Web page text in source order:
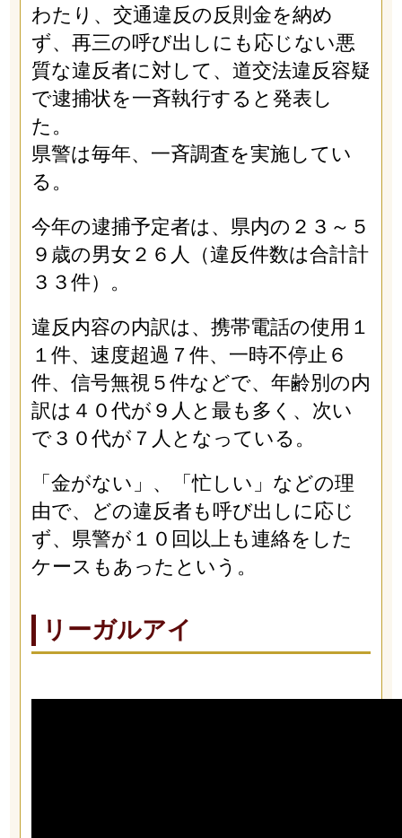
わたり、交通違反の反則金を納め
ず、再三の呼び出しにも応じない悪
質な違反者に対して、道交法違反容疑
で逮捕状を一斉執行すると発表し
た。
県警は毎年、一斉調査を実施してい
る。
今年の逮捕予定者は、県内の２３～５
９歳の男女２６人（違反件数は合計計
３３件）。
違反内容の内訳は、携帯電話の使用１
１件、速度超過７件、一時不停止６
件、信号無視５件などで、年齢別の内
訳は４０代が９人と最も多く、次い
で３０代が７人となっている。
「金がない」、「忙しい」などの理
由で、どの違反者も呼び出しに応じ
ず、県警が１０回以上も連絡をした
ケースもあったという。
リーガルアイ